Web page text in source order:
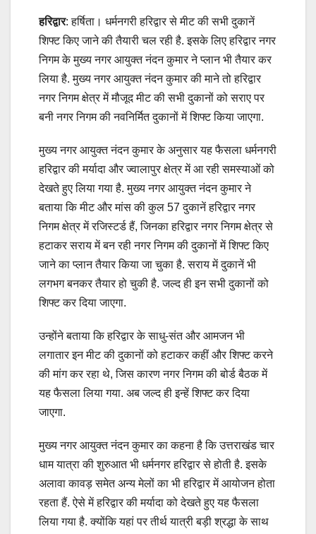
हरिद्वार: हर्षिता। धर्मनगरी हरिद्वार से मीट की सभी दुकानें
शिफ्ट किए जाने की तैयारी चल रही है. इसके लिए हरिद्वार नगर
निगम के मुख्य नगर आयुक्त नंदन कुमार ने प्लान भी तैयार कर
लिया है. मुख्य नगर आयुक्त नंदन कुमार की माने तो हरिद्वार
नगर निगम क्षेत्र में मौजूद मीट की सभी दुकानों को सराए पर
बनी नगर निगम की नवनिर्मित दुकानों में शिफ्ट किया जाएगा.
मुख्य नगर आयुक्त नंदन कुमार के अनुसार यह फैसला धर्मनगरी
हरिद्वार की मर्यादा और ज्वालापुर क्षेत्र में आ रही समस्याओं को
देखते हुए लिया गया है. मुख्य नगर आयुक्त नंदन कुमार ने
बताया कि मीट और मांस की कुल 57 दुकानें हरिद्वार नगर
निगम क्षेत्र में रजिस्टर्ड हैं, जिनका हरिद्वार नगर निगम क्षेत्र से
हटाकर सराय में बन रही नगर निगम की दुकानों में शिफ्ट किए
जाने का प्लान तैयार किया जा चुका है. सराय में दुकानें भी
लगभग बनकर तैयार हो चुकी है. जल्द ही इन सभी दुकानों को
शिफ्ट कर दिया जाएगा.
उन्होंने बताया कि हरिद्वार के साधु-संत और आमजन भी
लगातार इन मीट की दुकानों को हटाकर कहीं और शिफ्ट करने
की मांग कर रहा थे, जिस कारण नगर निगम की बोर्ड बैठक में
यह फैसला लिया गया. अब जल्द ही इन्हें शिफ्ट कर दिया
जाएगा.
मुख्य नगर आयुक्त नंदन कुमार का कहना है कि उत्तराखंड चार
धाम यात्रा की शुरुआत भी धर्मनगर हरिद्वार से होती है. इसके
अलावा कावड़ समेत अन्य मेलों का भी हरिद्वार में आयोजन होता
रहता हैं. ऐसे में हरिद्वार की मर्यादा को देखते हुए यह फैसला
लिया गया है. क्योंकि यहां पर तीर्थ यात्री बड़ी श्रद्धा के साथ